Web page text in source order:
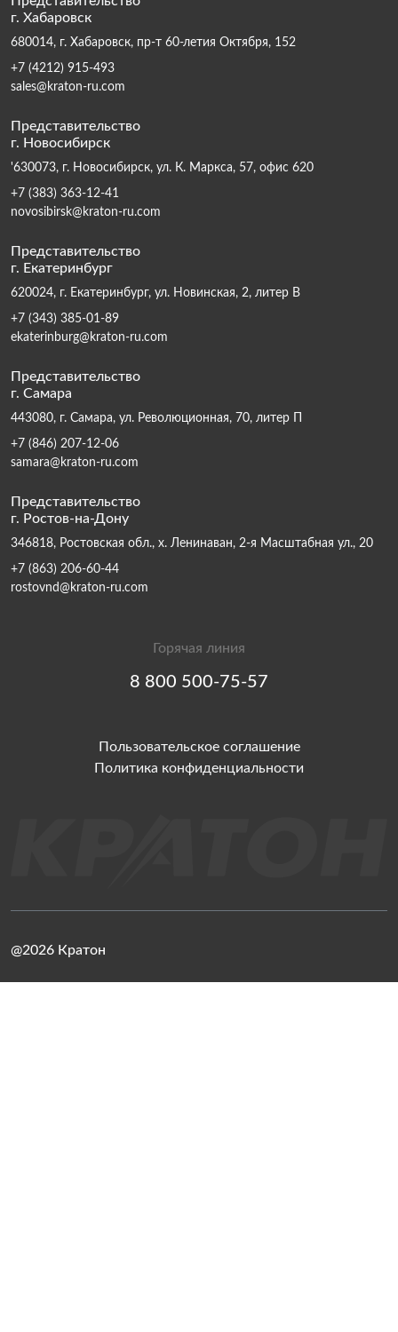
г. Хабаровск
680014, г. Хабаровск, пр-т 60-летия Октября, 152
+7 (4212) 915-493
sales@kraton-ru.com
Представительство
г. Новосибирск
'630073, г. Новосибирск, ул. К. Маркса, 57, офис 620
+7 (383) 363-12-41
novosibirsk@kraton-ru.com
Представительство
г. Екатеринбург
620024, г. Екатеринбург, ул. Новинская, 2, литер В
+7 (343) 385-01-89
ekaterinburg@kraton-ru.com
Представительство
г. Самара
443080, г. Самара, ул. Революционная, 70, литер П
+7 (846) 207-12-06
samara@kraton-ru.com
Представительство
г. Ростов-на-Дону
346818, Ростовская обл., х. Ленинаван, 2-я Масштабная ул., 20
+7 (863) 206-60-44
rostovnd@kraton-ru.com
Горячая линия
8 800 500-75-57
Пользовательское соглашение
Политика конфиденциальности
@2026 Кратон